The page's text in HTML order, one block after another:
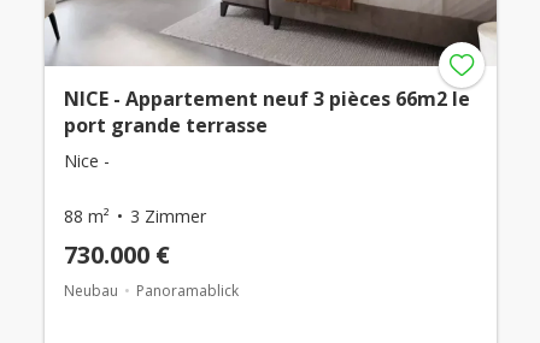
NICE - Appartement neuf 3 pièces 66m2 le
port grande terrasse
Nice -
88 m² 3 Zimmer
730.000 €
Neubau Panoramablick